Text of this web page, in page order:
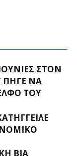
ΣΤΟΝ
ΠΉΓΕ ΝΑ
ΤΟΥ
ΒΊΑ